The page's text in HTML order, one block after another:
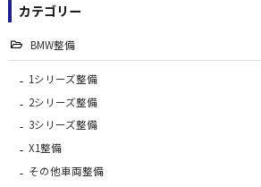
カテゴリー
BMW整備
1シリーズ整備
2シリーズ整備
3シリーズ整備
X1整備
その他車両整備